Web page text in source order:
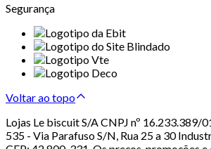
Segurança
Voltar ao topo
Lojas Le biscuit S/A CNPJ nº 16.233.389/
535 - Via Parafuso S/N, Rua 25 a 30